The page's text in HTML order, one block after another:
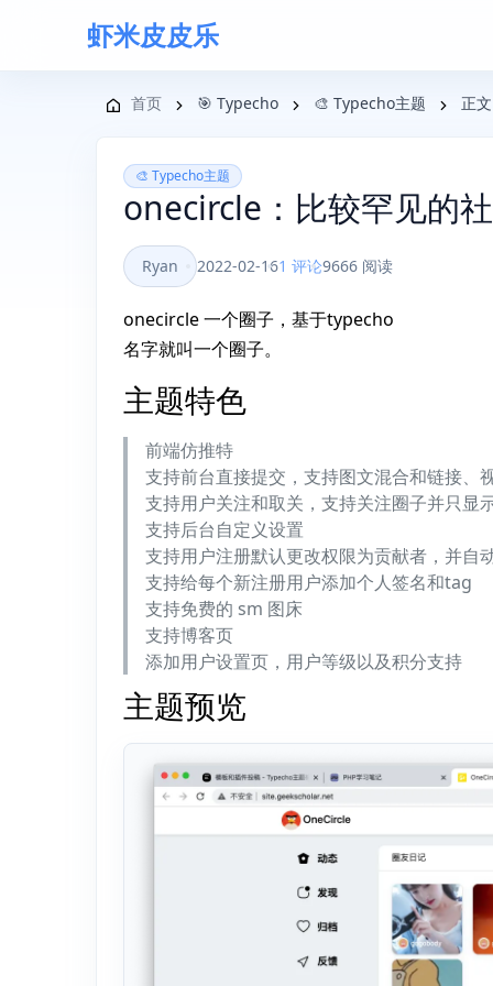
虾米皮皮乐
首页 🎯 Typecho 🎨 Typecho主题 正文
🎨 Typecho主题
onecircle：比较罕见的
Ryan 2022-02-161 评论9666 阅读
onecircle 一个圈子，基于typecho
名字就叫一个圈子。
主题特色
前端仿推特
支持前台直接提交，支持图文混合和链接、
支持用户关注和取关，支持关注圈子并只显
支持后台自定义设置
支持用户注册默认更改权限为贡献者，并自
支持给每个新注册用户添加个人签名和tag
支持免费的 sm 图床
支持博客页
添加用户设置页，用户等级以及积分支持
主题预览